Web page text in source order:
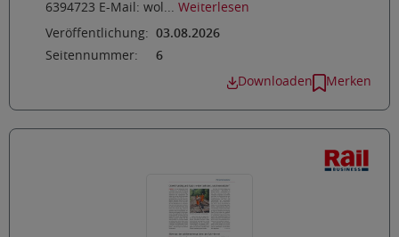
6394723 E-Mail: wol... Weiterlesen
Veröffentlichung:
03.08.2026
Seitennummer:
6
Downloaden Merken